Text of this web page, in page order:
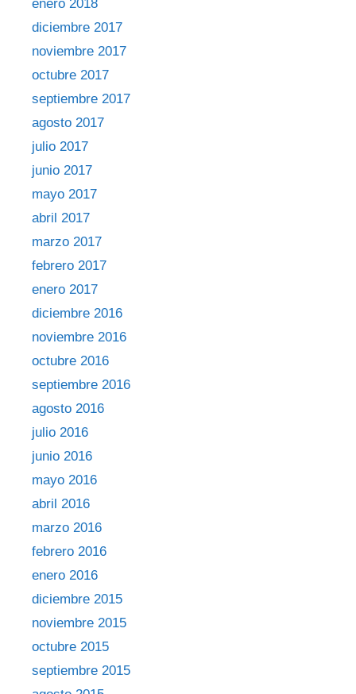
enero 2018
diciembre 2017
noviembre 2017
octubre 2017
septiembre 2017
agosto 2017
julio 2017
junio 2017
mayo 2017
abril 2017
marzo 2017
febrero 2017
enero 2017
diciembre 2016
noviembre 2016
octubre 2016
septiembre 2016
agosto 2016
julio 2016
junio 2016
mayo 2016
abril 2016
marzo 2016
febrero 2016
enero 2016
diciembre 2015
noviembre 2015
octubre 2015
septiembre 2015